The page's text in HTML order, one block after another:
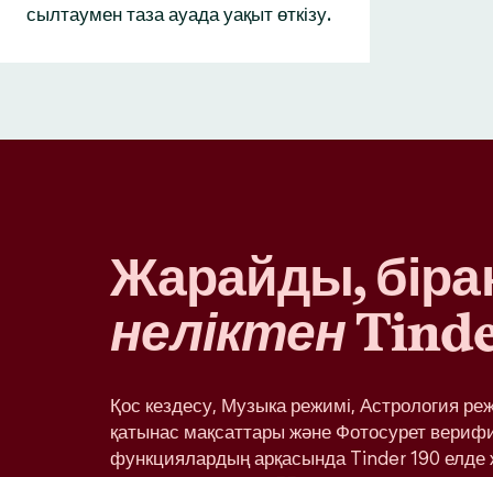
сылтаумен таза ауада уақыт өткізу.
Жарайды,
неліктен
Қос кездесу, Музыка режимі, Астрология
қатынас мақсаттары және Фотосурет
функциялардың арқасында Tinder 190 елде